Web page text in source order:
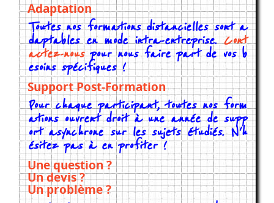
Adaptation
Toutes nos formations distancielles sont a
daptables en mode intra-entreprise.Cont
actez-nouspour nous faire part de vos b
esoins spécifiques !
Support Post-Formation
Pour chaque participant, toutes nos form
ations ouvrent droit à une année de supp
ort asynchrone sur les sujets étudiés. N'h
ésitez pas à en profiter !
Une question ?
Un devis ?
Un problème ?